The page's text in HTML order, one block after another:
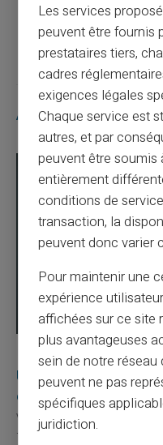
Articles similaires
Une carte bancaire
existe ?
Vous avez tapé cette
facture 50 € par an pour une
Les services
peuvent être fournis
prestataires tiers,
cadres
exigences légales
Chaque service est
autres, et par
peuvent être
entièrement
conditions de
transaction, la
peuvent donc varier
Pour maintenir une
expérience
affichées sur ce site
plus avantageuses
sein de notre réseau
peuvent ne pas
spécifiques
juridiction.